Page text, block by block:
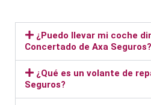
¿Puedo llevar mi coche
Concertado de Axa Seguros?
¿Qué es un volante de
Seguros?